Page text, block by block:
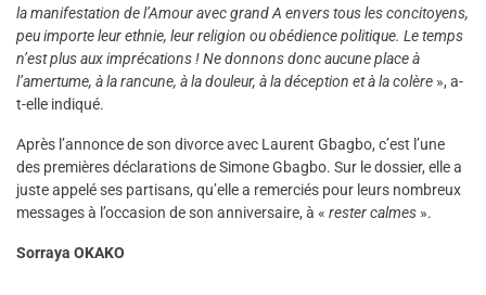
la manifestation de l’Amour avec grand A envers tous les concitoyens,
peu importe leur ethnie, leur religion ou obédience politique. Le temps
n’est plus aux imprécations ! Ne donnons donc aucune place à
l’amertume, à la rancune, à la douleur, à la déception et à la colère », a-
t-elle indiqué.
Après l’annonce de son divorce avec Laurent Gbagbo, c’est l’une
des premières déclarations de Simone Gbagbo. Sur le dossier, elle a
juste appelé ses partisans, qu’elle a remerciés pour leurs nombreux
messages à l’occasion de son anniversaire, à « rester calmes ».
Sorraya OKAKO